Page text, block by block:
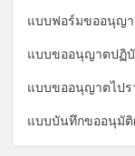
แบบฟอร์มขออนุญา
แบบขออนุญาตปฏิ
แบบขออนุญาตไปร
แบบบันทึกขออนุมัติ